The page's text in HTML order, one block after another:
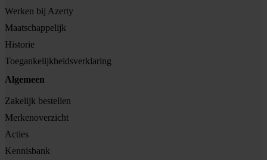
Werken bij Azerty
Maatschappelijk
Historie
Toegankelijkheidsverklaring
Algemeen
Zakelijk bestellen
Merkenoverzicht
Acties
Kennisbank